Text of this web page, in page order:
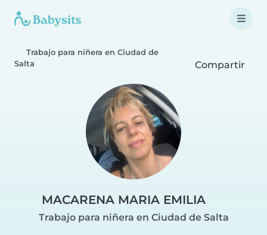
Trabajo para niñera en Ciudad de
Salta
Compartir
MACARENA MARIA EMILIA
Trabajo para niñera en Ciudad de Salta